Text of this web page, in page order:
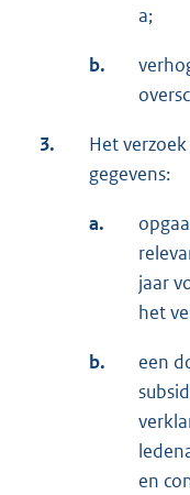
a;
b.
3.
Het
gegevens:
a.
jaar
het
b.
een
en